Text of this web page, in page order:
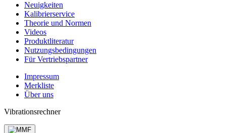
Neuigkeiten
Kalibrier­service
Theorie und Normen
Videos
Produkt­literatur
Nutzungs­bedingungen
Für Vertriebs­partner
Impressum
Merkliste
Über uns
Vibrationsrechner